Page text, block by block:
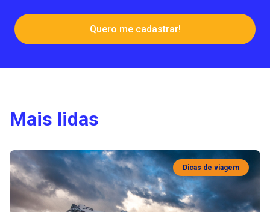
Quero me cadastrar!
Mais lidas
Dicas de viagem